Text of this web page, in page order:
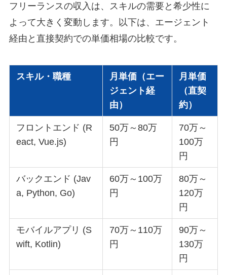
フリーランスの収入は、スキルの需要と希少性に
よって大きく変動します。以下は、エージェント
経由と直接契約での単価相場の比較です。
スキル・職種
月単価（エー
ジェント経
由）
月単価
（直契
約）
フロントエンド (R
eact, Vue.js)
50万～80万
円
70万～
100万
円
バックエンド (Jav
a, Python, Go)
60万～100万
円
80万～
120万
円
モバイルアプリ (S
wift, Kotlin)
70万～110万
円
90万～
130万
円